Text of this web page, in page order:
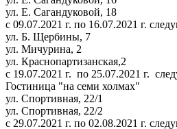
ул. Е. Сагандуковой, 18
с 09.07.2021 г. по 16.07.2021 г.
ул. Б. Щербины, 7
ул. Мичурина, 2
ул. Краснопартизанская,2
с 19.07.2021 г. по 25.07.2021 г.
Гостиница "на семи холмах"
ул. Спортивная, 22/1
ул. Спортивная, 22/2
с 29.07.2021 г. по 02.08.2021 г.